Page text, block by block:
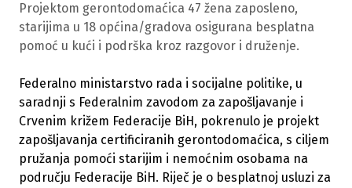
Projektom gerontodomaćica 47 žena zaposleno,
starijima u 18 općina/gradova osigurana besplatna
pomoć u kući i podrška kroz razgovor i druženje.
Federalno ministarstvo rada i socijalne politike, u
saradnji s Federalnim zavodom za zapošljavanje i
Crvenim križem Federacije BiH, pokrenulo je projekt
zapošljavanja certificiranih gerontodomaćica, s ciljem
pružanja pomoći starijim i nemoćnim osobama na
području Federacije BiH. Riječ je o besplatnoj usluzi za